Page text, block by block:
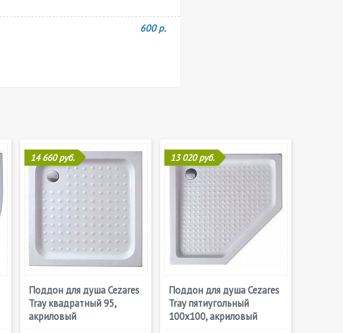
600 р.
14 660 руб.
Поддон для душа Cezares
Tray квадратный 95,
акриловый
13 020 руб.
Поддон для душа Cezares
Tray пятиугольный
100х100, акриловый